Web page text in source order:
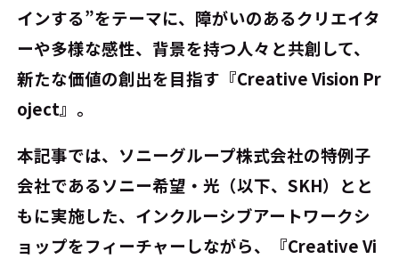
インする”をテーマに、障がいのあるクリエイタ
ーや多様な感性、背景を持つ人々と共創して、
新たな価値の創出を目指す『Creative Vision Pr
oject』。
本記事では、ソニーグループ株式会社の特例子
会社であるソニー希望・光（以下、SKH）とと
もに実施した、インクルーシブアートワークシ
ョップをフィーチャーしながら、『Creative Vi